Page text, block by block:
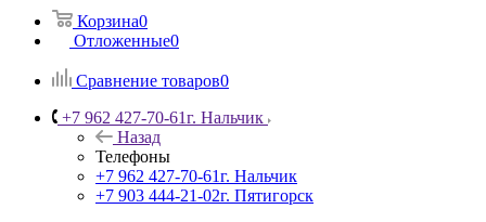
Корзина0
Отложенные0
Сравнение товаров0
+7 962 427-70-61г. Нальчик
Назад
Телефоны
+7 962 427-70-61г. Нальчик
+7 903 444-21-02г. Пятигорск